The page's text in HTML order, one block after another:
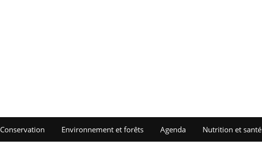
Conservation Environnement et forêts Agenda Nutrition et santé